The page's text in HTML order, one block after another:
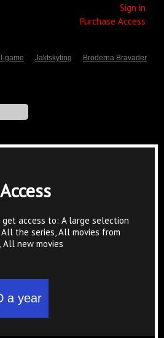
Sign in
Purchase Access
game Jaktskyting Bröderna Bravader
get access to: A large selection
the series, All movies from
All new movies